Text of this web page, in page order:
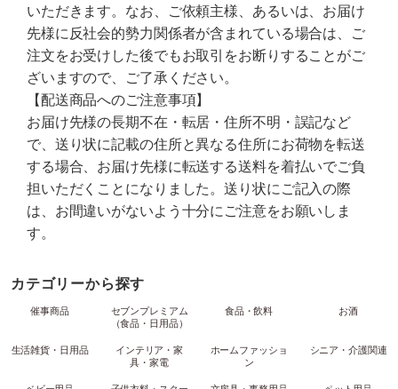
いただきます。なお、ご依頼主様、あるいは、お届け
先様に反社会的勢力関係者が含まれている場合は、ご
注文をお受けした後でもお取引をお断りすることがご
ざいますので、ご了承ください。
【配送商品へのご注意事項】
お届け先様の長期不在・転居・住所不明・誤記など
で、送り状に記載の住所と異なる住所にお荷物を転送
する場合、お届け先様に転送する送料を着払いでご負
担いただくことになりました。送り状にご記入の際
は、お間違いがないよう十分にご注意をお願いしま
す。
カテゴリーから探す
催事商品
セブンプレミアム
（食品・日用品）
食品・飲料 お酒
生活雑貨・日用品
インテリア・家
具・家電
ホームファッショ
ン
シニア・介護関連